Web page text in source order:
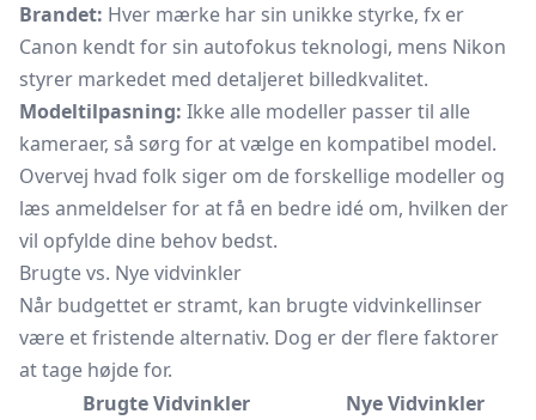
Brandet: Hver mærke har sin unikke styrke, fx er
Canon kendt for sin autofokus teknologi, mens Nikon
styrer markedet med detaljeret billedkvalitet.
Modeltilpasning: Ikke alle modeller passer til alle
kameraer, så sørg for at vælge en kompatibel model.
Overvej hvad folk siger om de forskellige modeller og
læs anmeldelser for at få en bedre idé om, hvilken der
vil opfylde dine behov bedst.
Brugte vs. Nye vidvinkler
Når budgettet er stramt, kan brugte vidvinkellinser
være et fristende alternativ. Dog er der flere faktorer
at tage højde for.
Brugte Vidvinkler
Nye Vidvinkler